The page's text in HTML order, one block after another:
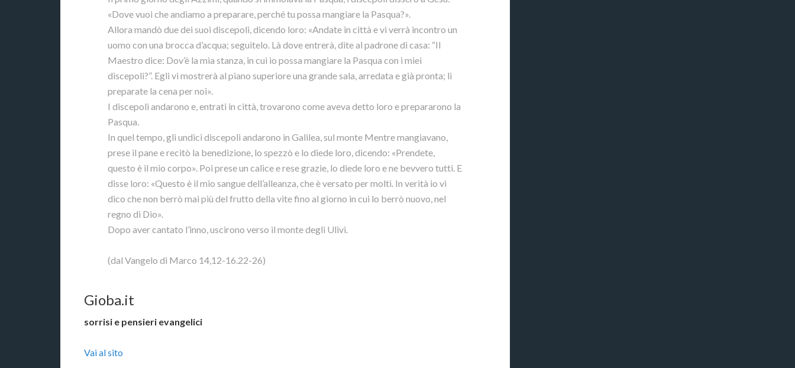
«Dove vuoi che andiamo a preparare, perché tu possa mangiare la Pasqua?».
Allora mandò due dei suoi discepoli, dicendo loro: «Andate in città e vi verrà incontro un
uomo con una brocca d’acqua; seguitelo. Là dove entrerà, dite al padrone di casa: “Il
Maestro dice: Dov’è la mia stanza, in cui io possa mangiare la Pasqua con i miei
discepoli?”. Egli vi mostrerà al piano superiore una grande sala, arredata e già pronta; lì
preparate la cena per noi».
I discepoli andarono e, entrati in città, trovarono come aveva detto loro e prepararono la
Pasqua.
In quel tempo, gli undici discepoli andarono in Galilea, sul monte Mentre mangiavano,
prese il pane e recitò la benedizione, lo spezzò e lo diede loro, dicendo: «Prendete,
questo è il mio corpo». Poi prese un calice e rese grazie, lo diede loro e ne bevvero tutti. E
disse loro: «Questo è il mio sangue dell’alleanza, che è versato per molti. In verità io vi
dico che non berrò mai più del frutto della vite fino al giorno in cui lo berrò nuovo, nel
regno di Dio».
Dopo aver cantato l’inno, uscirono verso il monte degli Ulivi.
(dal Vangelo di Marco 14,12-16.22-26)
Gioba.it
sorrisi e pensieri evangelici
Vai al sito